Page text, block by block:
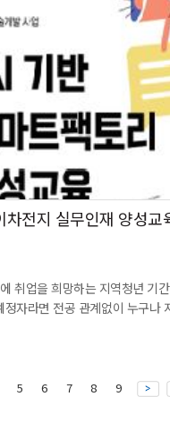
전지 실무인재 양성교
취업을 희망하는 지역청년 기
자라면 전공 관계없이 누구나
5 6 7 8 9